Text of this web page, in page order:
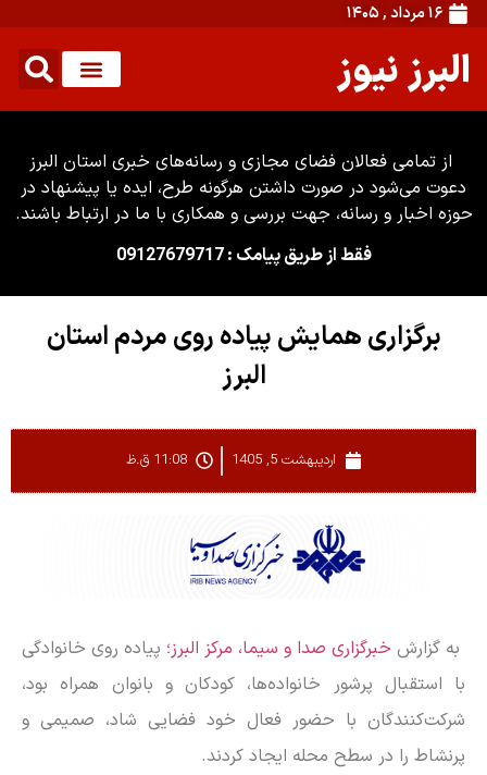
۱۶ مرداد , ۱۴۰۵
البرز نیوز
از تمامی فعالان فضای مجازی و رسانه‌های خبری استان البرز
دعوت می‌شود در صورت داشتن هرگونه طرح، ایده یا پیشنهاد در
حوزه اخبار و رسانه، جهت بررسی و همکاری با ما در ارتباط باشند.
فقط از طریق پیامک : 09127679717
برگزاری همایش پیاده روی مردم استان
البرز
اردیبهشت 5, 1405 11:08 ق.ظ
به گزارش خبرگزاری صدا و سیما، مرکز البرز؛ پیاده روی خانوادگی
با استقبال پرشور خانواده‌ها، کودکان و بانوان همراه بود،
شرکت‌کنندگان با حضور فعال خود فضایی شاد، صمیمی و
پرنشاط را در سطح محله ایجاد کردند.